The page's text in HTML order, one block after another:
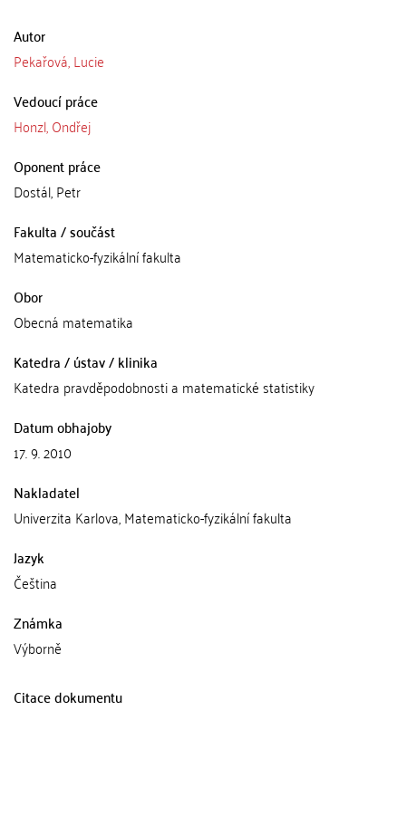
Autor
Pekařová, Lucie
Vedoucí práce
Honzl, Ondřej
Oponent práce
Dostál, Petr
Fakulta / součást
Matematicko-fyzikální fakulta
Obor
Obecná matematika
Katedra / ústav / klinika
Katedra pravděpodobnosti a matematické statistiky
Datum obhajoby
17. 9. 2010
Nakladatel
Univerzita Karlova, Matematicko-fyzikální fakulta
Jazyk
Čeština
Známka
Výborně
Citace dokumentu